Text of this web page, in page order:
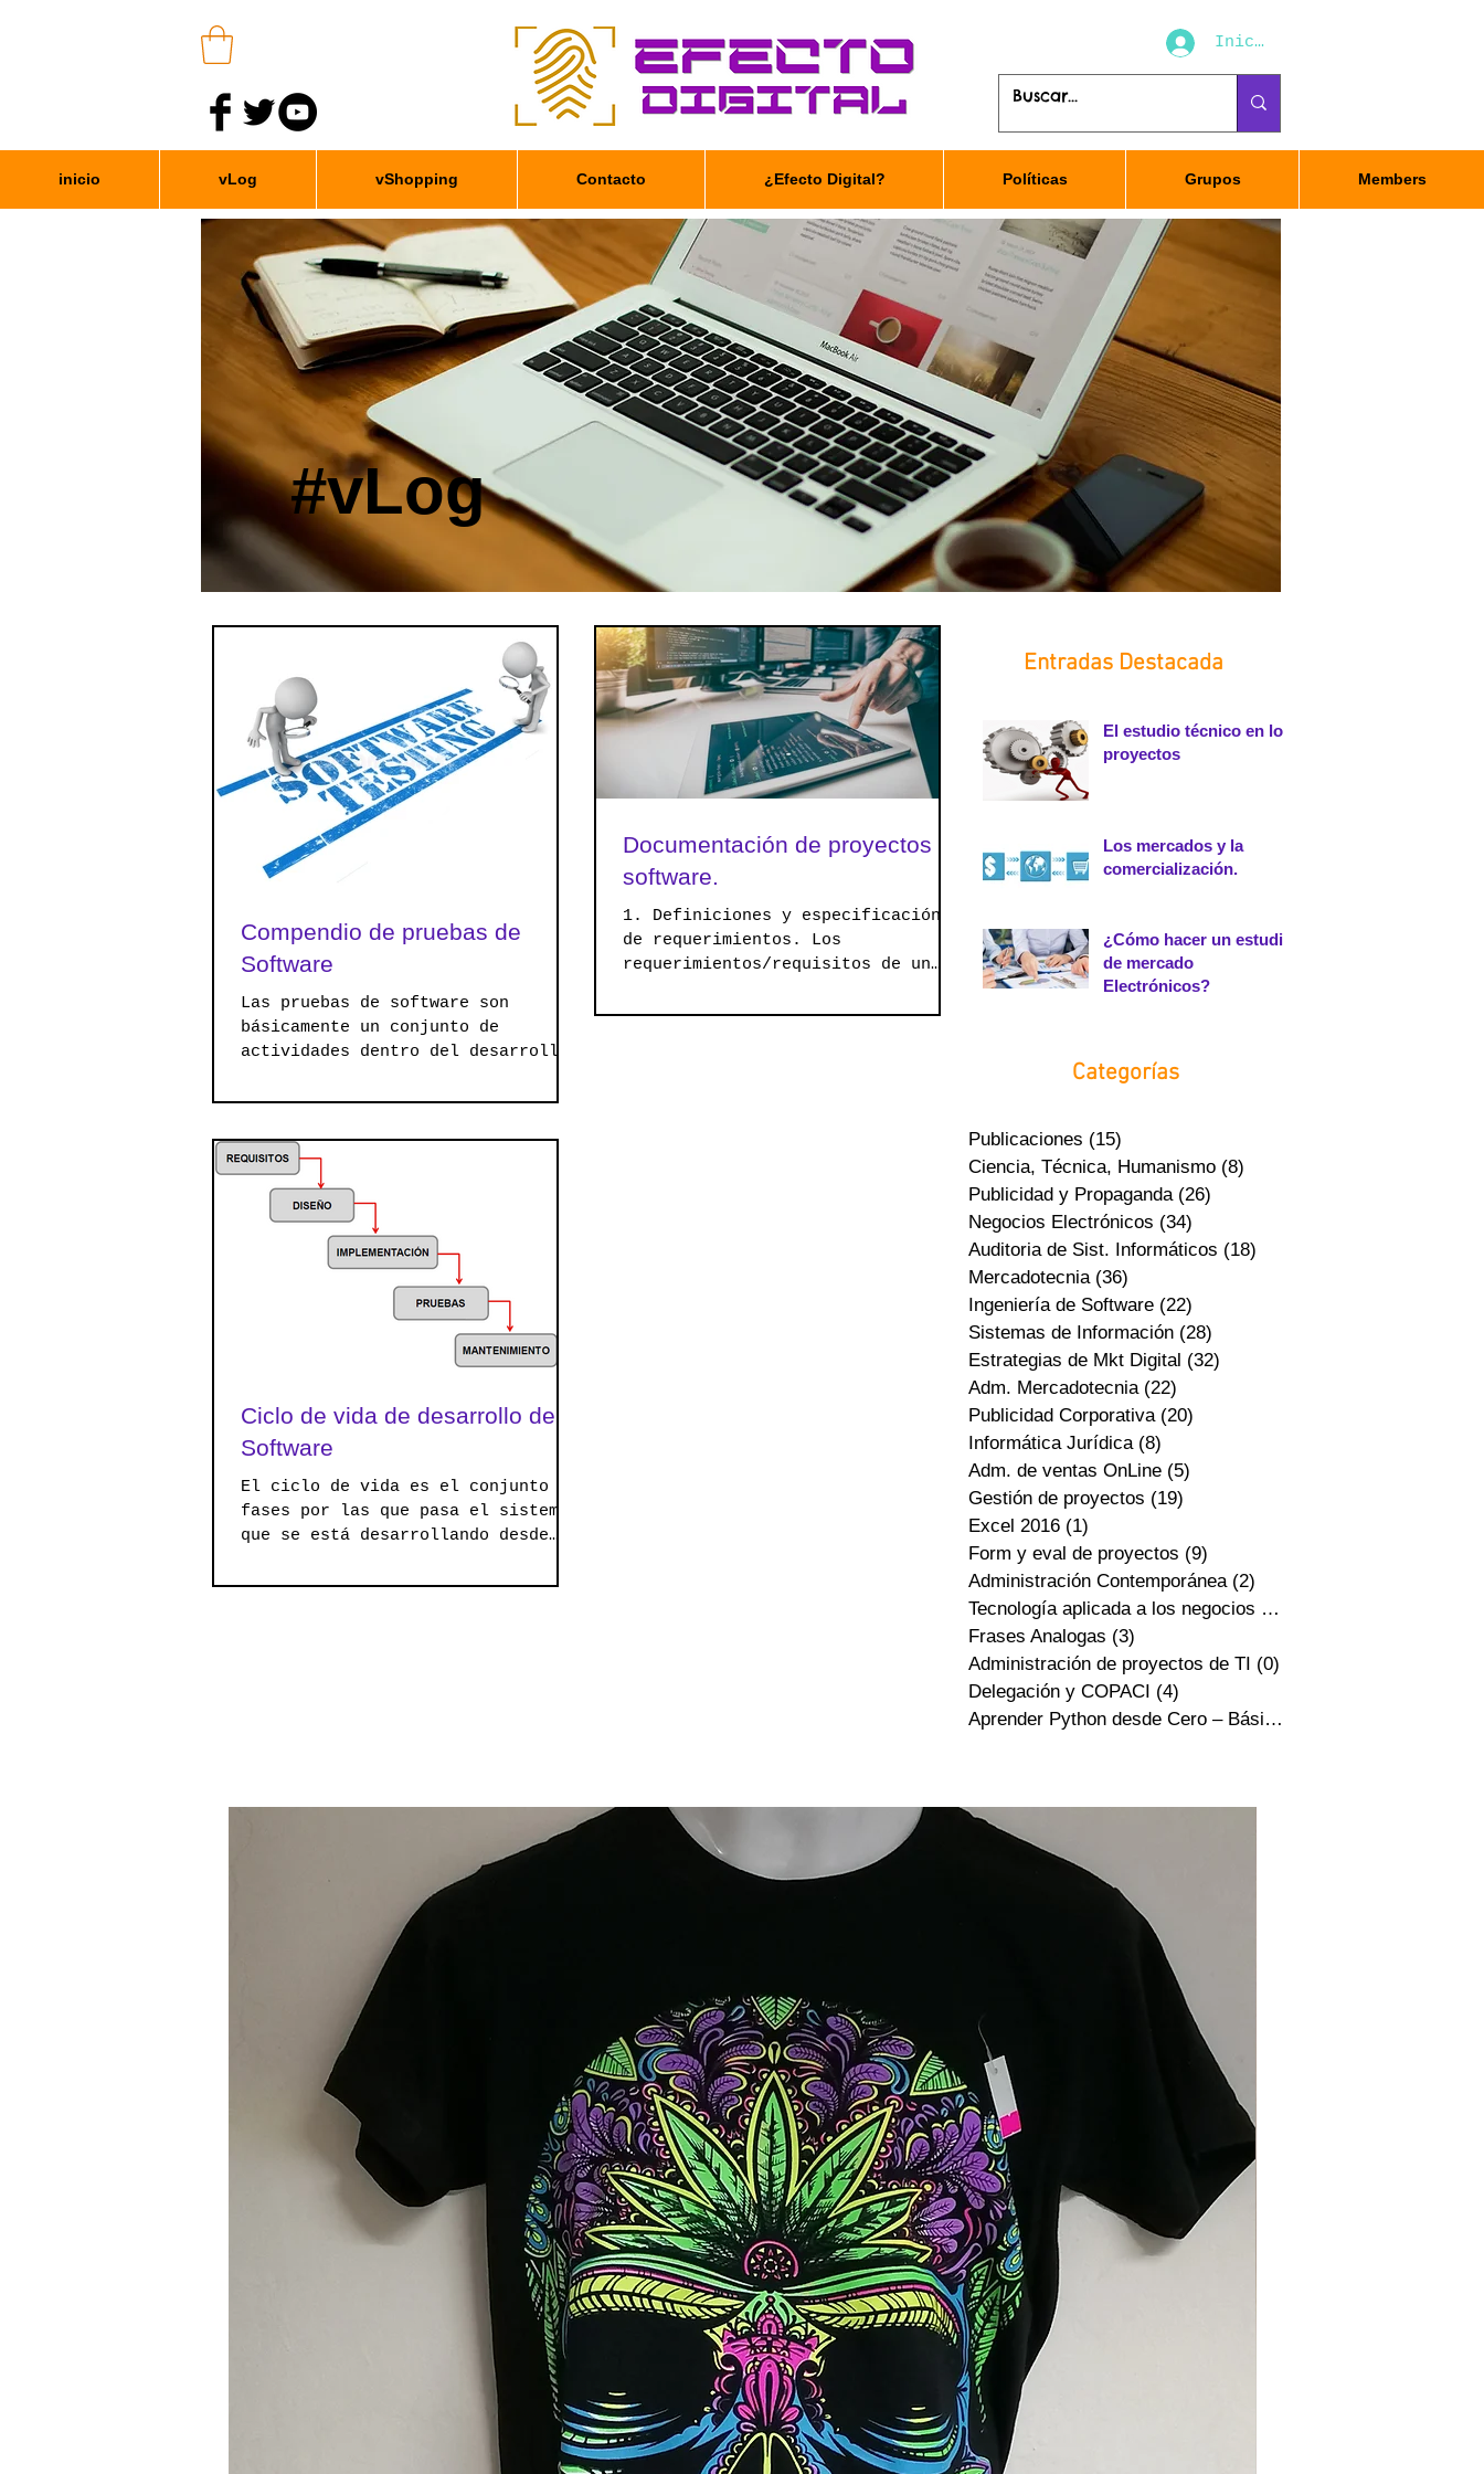
Iniciar sesión
inicio vLog vShopping Contacto ¿Efecto Digital? Políticas Grupos Members
#vLog
Compendio de pruebas de
Software
Las pruebas de software son
básicamente un conjunto de
actividades dentro del desarrollo
de pruebas,...
Documentación de proyectos de
software.
1. Definiciones y especificación
de requerimientos. Los
requerimientos/requisitos de un
que ha de ofrecer...
Ciclo de vida de desarrollo de
Software
El ciclo de vida es el conjunto de
fases por las que pasa el sistema
que se está desarrollando desde
que...
Entradas Destacada
El estudio técnico en los
proyectos
Los mercados y la
comercialización.
¿Cómo hacer un estudio
de mercado
Electrónicos?
Categorías
Publicaciones (15)
Ciencia, Técnica, Humanismo (8)
Publicidad y Propaganda (26)
Negocios Electrónicos (34)
Auditoria de Sist. Informáticos (18)
Mercadotecnia (36)
Ingeniería de Software (22)
Sistemas de Información (28)
Estrategias de Mkt Digital (32)
Adm. Mercadotecnia (22)
Publicidad Corporativa (20)
Informática Jurídica (8)
Adm. de ventas OnLine (5)
Gestión de proyectos (19)
Excel 2016 (1)
Form y eval de proyectos (9)
Administración Contemporánea (2)
Tecnología aplicada a los negocios (3)
Frases Analogas (3)
Administración de proyectos de TI (0)
Delegación y COPACI (4)
Aprender Python desde Cero – Básico